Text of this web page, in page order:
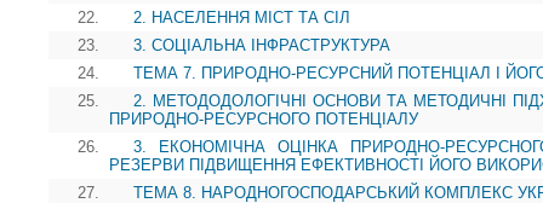
22.
2. НАСЕЛЕННЯ МІСТ ТА СІЛ
23.
3. СОЦІАЛЬНА ІНФРАСТРУКТУРА
24.
ТЕМА 7. ПРИРОДНО-РЕСУРСНИЙ ПОТЕНЦІАЛ І
25.
2. МЕТОДОДОЛОГІЧНІ ОСНОВИ ТА МЕТОДИЧНІ
ПРИРОДНО-РЕСУРСНОГО ПОТЕНЦІАЛУ
26.
3. ЕКОНОМІЧНА ОЦІНКА ПРИРОДНО-
РЕЗЕРВИ ПІДВИЩЕННЯ ЕФЕКТИВНОСТІ ЙОГО
27.
ТЕМА 8. НАРОДНОГОСПОДАРСЬКИЙ КОМПЛЕКС